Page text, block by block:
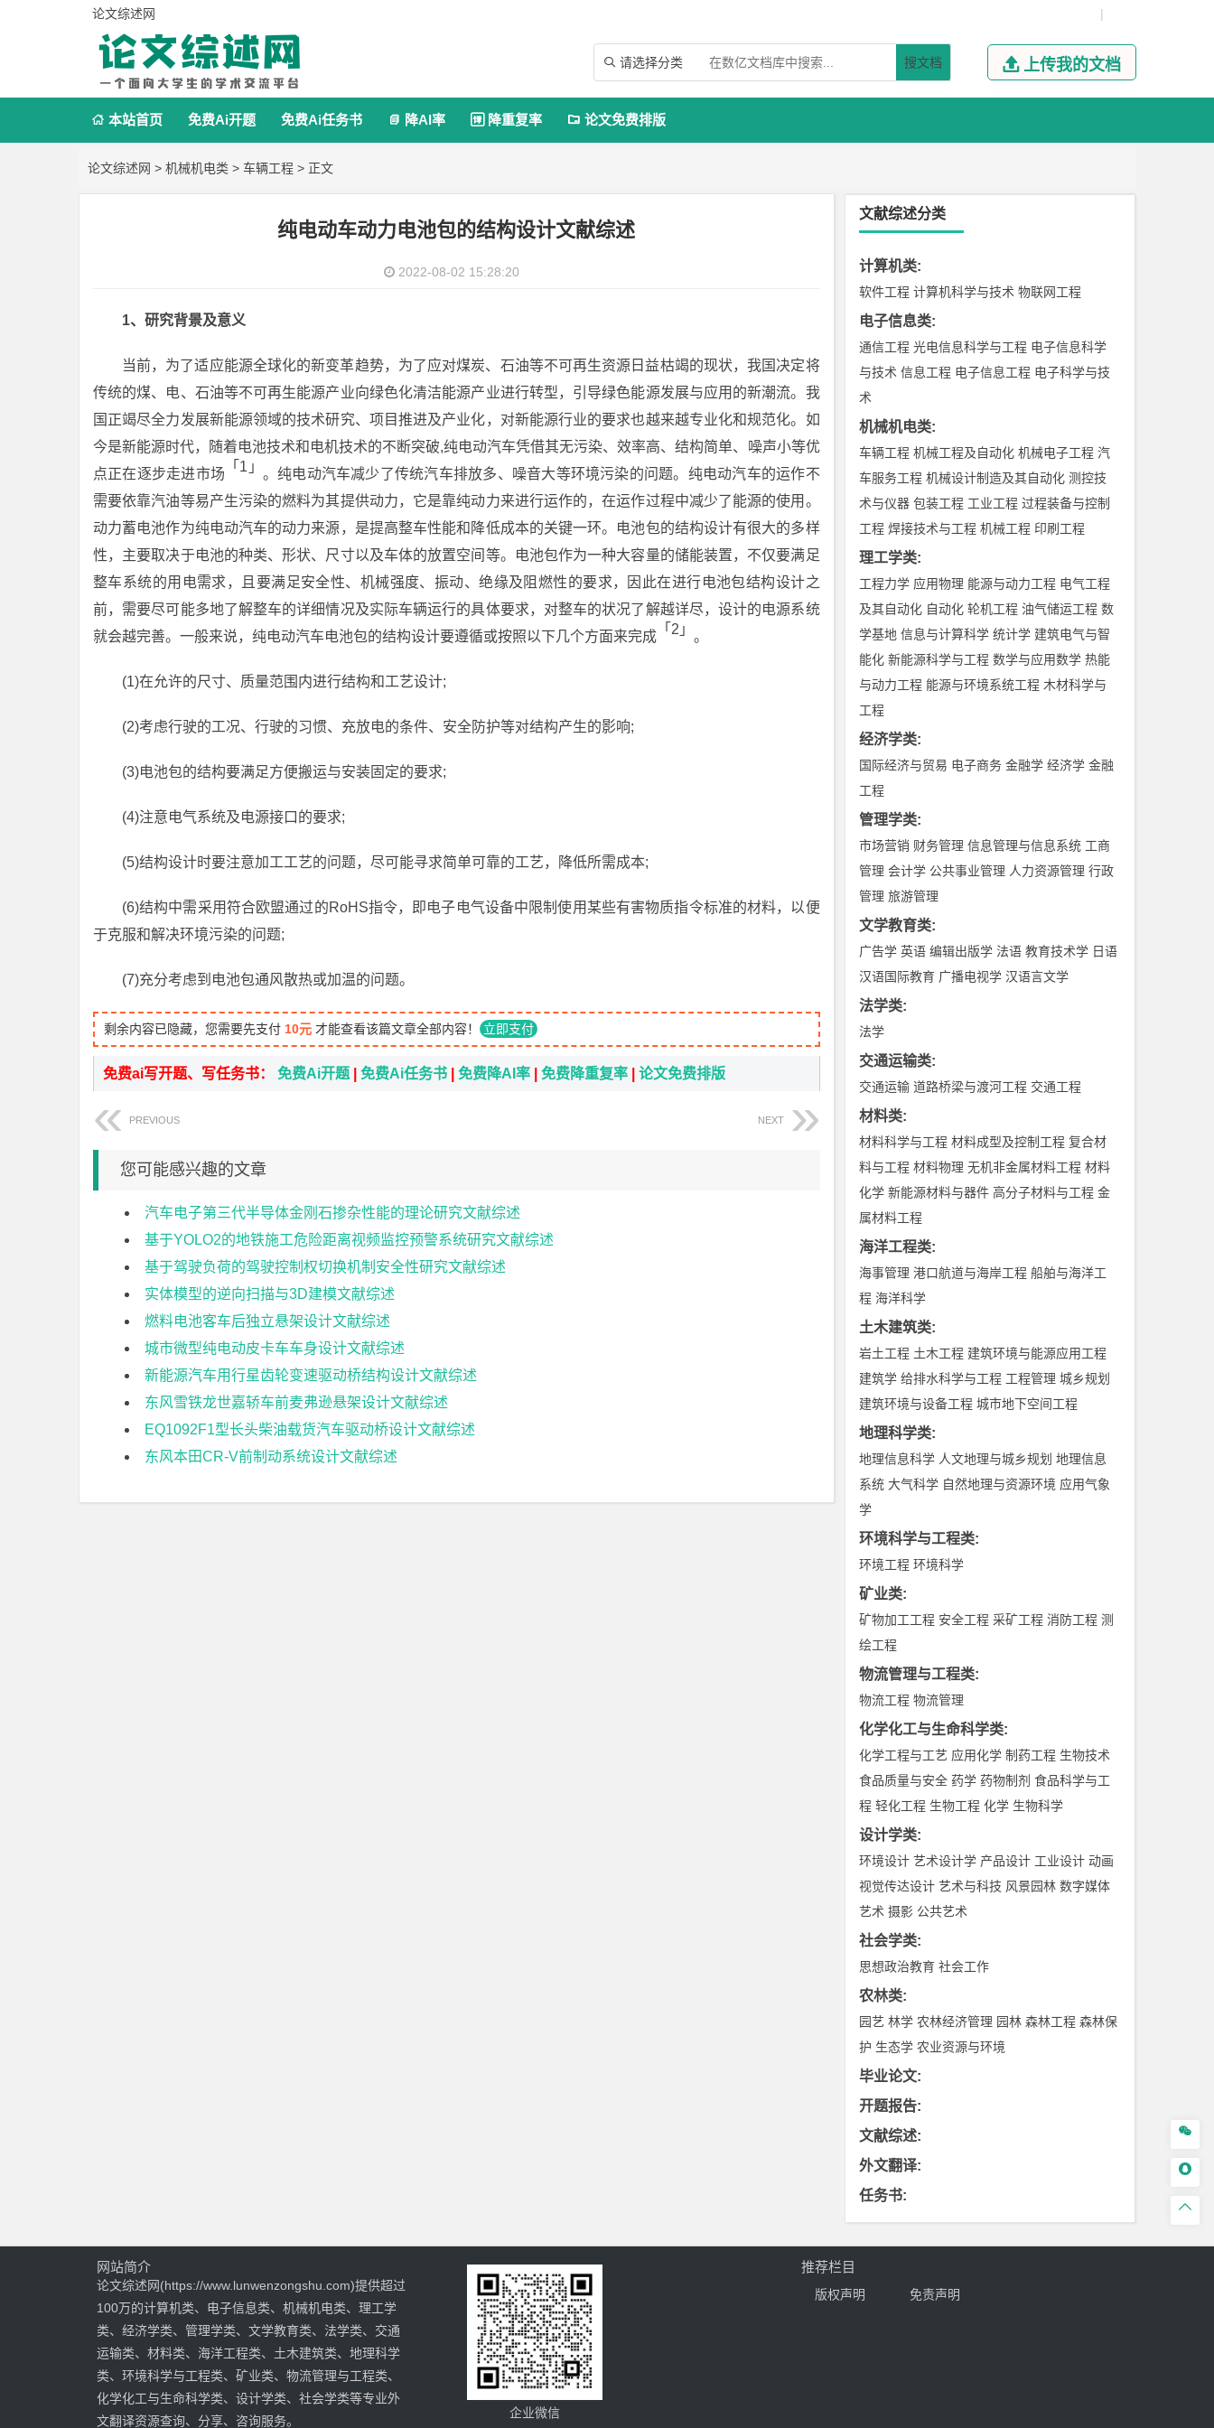
论文综述网 |
 请选择分类 搜文档  上传我的文档
 本站首页 免费Ai开题 免费Ai任务书  降AI率  降重复率  论文免费排版
论文综述网 > 机械机电类 > 车辆工程 > 正文
纯电动车动力电池包的结构设计文献综述
2022-08-02 15:28:20
1、研究背景及意义
当前，为了适应能源全球化的新变革趋势，为了应对煤炭、石油等不可再生资源日益枯竭的现状，我国决定将
传统的煤、电、石油等不可再生能源产业向绿色化清洁能源产业进行转型，引导绿色能源发展与应用的新潮流。我
国正竭尽全力发展新能源领域的技术研究、项目推进及产业化，对新能源行业的要求也越来越专业化和规范化。如
今是新能源时代，随着电池技术和电机技术的不断突破,纯电动汽车凭借其无污染、效率高、结构简单、噪声小等优
点正在逐步走进市场 「1」 。纯电动汽车减少了传统汽车排放多、噪音大等环境污染的问题。纯电动汽车的运作不
需要依靠汽油等易产生污染的燃料为其提供动力，它是靠纯动力来进行运作的，在运作过程中减少了能源的使用。
动力蓄电池作为纯电动汽车的动力来源，是提高整车性能和降低成本的关键一环。电池包的结构设计有很大的多样
性，主要取决于电池的种类、形状、尺寸以及车体的放置空间等。电池包作为一种大容量的储能装置，不仅要满足
整车系统的用电需求，且要满足安全性、机械强度、振动、绝缘及阻燃性的要求，因此在进行电池包结构设计之
前，需要尽可能多地了解整车的详细情况及实际车辆运行的具体要求，对整车的状况了解越详尽，设计的电源系统
就会越完善。一般来说，纯电动汽车电池包的结构设计要遵循或按照以下几个方面来完成 「2」 。
(1)在允许的尺寸、质量范围内进行结构和工艺设计;
(2)考虑行驶的工况、行驶的习惯、充放电的条件、安全防护等对结构产生的影响;
(3)电池包的结构要满足方便搬运与安装固定的要求;
(4)注意电气系统及电源接口的要求;
(5)结构设计时要注意加工工艺的问题，尽可能寻求简单可靠的工艺，降低所需成本;
(6)结构中需采用符合欧盟通过的RoHS指令，即电子电气设备中限制使用某些有害物质指令标准的材料，以便
于克服和解决环境污染的问题;
(7)充分考虑到电池包通风散热或加温的问题。
剩余内容已隐藏，您需要先支付 10元 才能查看该篇文章全部内容！ 立即支付
免费ai写开题、写任务书： 免费Ai开题 免费Ai任务书 免费降AI率 免费降重复率 论文免费排版
PREVIOUS NEXT
您可能感兴趣的文章
汽车电子第三代半导体金刚石掺杂性能的理论研究文献综述
基于YOLO2的地铁施工危险距离视频监控预警系统研究文献综述
基于驾驶负荷的驾驶控制权切换机制安全性研究文献综述
实体模型的逆向扫描与3D建模文献综述
燃料电池客车后独立悬架设计文献综述
城市微型纯电动皮卡车车身设计文献综述
新能源汽车用行星齿轮变速驱动桥结构设计文献综述
东风雪铁龙世嘉轿车前麦弗逊悬架设计文献综述
EQ1092F1型长头柴油载货汽车驱动桥设计文献综述
东风本田CR-V前制动系统设计文献综述
文献综述分类
计算机类:
软件工程 计算机科学与技术 物联网工程
电子信息类:
通信工程 光电信息科学与工程 电子信息科学
与技术 信息工程 电子信息工程 电子科学与技
术
机械机电类:
车辆工程 机械工程及自动化 机械电子工程 汽
车服务工程 机械设计制造及其自动化 测控技
术与仪器 包装工程 工业工程 过程装备与控制
工程 焊接技术与工程 机械工程 印刷工程
理工学类:
工程力学 应用物理 能源与动力工程 电气工程
及其自动化 自动化 轮机工程 油气储运工程 数
学基地 信息与计算科学 统计学 建筑电气与智
能化 新能源科学与工程 数学与应用数学 热能
与动力工程 能源与环境系统工程 木材科学与
工程
经济学类:
国际经济与贸易 电子商务 金融学 经济学 金融
工程
管理学类:
市场营销 财务管理 信息管理与信息系统 工商
管理 会计学 公共事业管理 人力资源管理 行政
管理 旅游管理
文学教育类:
广告学 英语 编辑出版学 法语 教育技术学 日语
汉语国际教育 广播电视学 汉语言文学
法学类:
法学
交通运输类:
交通运输 道路桥梁与渡河工程 交通工程
材料类:
材料科学与工程 材料成型及控制工程 复合材
料与工程 材料物理 无机非金属材料工程 材料
化学 新能源材料与器件 高分子材料与工程 金
属材料工程
海洋工程类:
海事管理 港口航道与海岸工程 船舶与海洋工
程 海洋科学
土木建筑类:
岩土工程 土木工程 建筑环境与能源应用工程
建筑学 给排水科学与工程 工程管理 城乡规划
建筑环境与设备工程 城市地下空间工程
地理科学类:
地理信息科学 人文地理与城乡规划 地理信息
系统 大气科学 自然地理与资源环境 应用气象
学
环境科学与工程类:
环境工程 环境科学
矿业类:
矿物加工工程 安全工程 采矿工程 消防工程 测
绘工程
物流管理与工程类:
物流工程 物流管理
化学化工与生命科学类:
化学工程与工艺 应用化学 制药工程 生物技术
食品质量与安全 药学 药物制剂 食品科学与工
程 轻化工程 生物工程 化学 生物科学
设计学类:
环境设计 艺术设计学 产品设计 工业设计 动画
视觉传达设计 艺术与科技 风景园林 数字媒体
艺术 摄影 公共艺术
社会学类:
思想政治教育 社会工作
农林类:
园艺 林学 农林经济管理 园林 森林工程 森林保
护 生态学 农业资源与环境
毕业论文:
开题报告:
文献综述:
外文翻译:
任务书:



网站简介
论文综述网(https://www.lunwenzongshu.com)提供超过
100万的计算机类、电子信息类、机械机电类、理工学
类、经济学类、管理学类、文学教育类、法学类、交通
运输类、材料类、海洋工程类、土木建筑类、地理科学
类、环境科学与工程类、矿业类、物流管理与工程类、
化学化工与生命科学类、设计学类、社会学类等专业外
文翻译资源查询、分享、咨询服务。
企业微信
推荐栏目
版权声明 免责声明